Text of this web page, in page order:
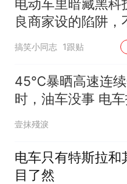
电动车里暗藏黑科
良商家设的陷阱，
你就亏大了
搞笑小同志 1跟贴
45℃暴晒高速连
时，油车没事 电车
吗？实测见真
壹抹殘淚
电车只有特斯拉和
目了然